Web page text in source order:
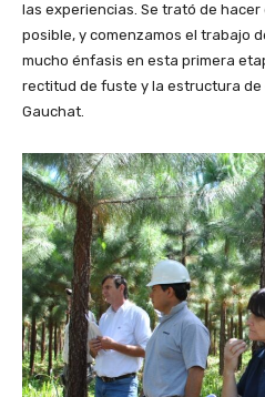
las experiencias. Se trató de
posible, y comenzamos el trabajo
mucho énfasis en esta primera
rectitud de fuste y la estructura de
Gauchat.